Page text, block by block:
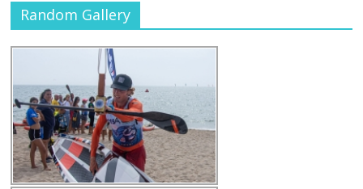
Random Gallery